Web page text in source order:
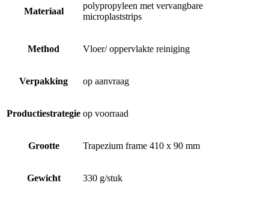
Materiaal
polypropyleen met vervangbare
microplaststrips
Method Vloer/ oppervlakte reiniging
Verpakking op aanvraag
Productiestrategie op voorraad
Grootte Trapezium frame 410 x 90 mm
Gewicht 330 g/stuk